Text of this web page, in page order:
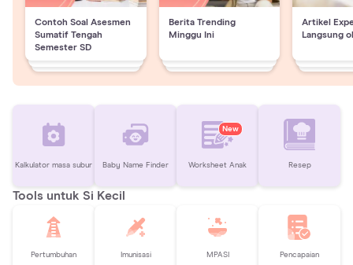
Contoh Soal Asesmen
Sumatif Tengah
Semester SD
Berita Trending
Minggu Ini
Artikel
Langsung
Kalkulator masa subur Baby Name Finder
New
Worksheet Anak Resep
Tools untuk Si Kecil
Pertumbuhan Imunisasi MPASI Pencapaian